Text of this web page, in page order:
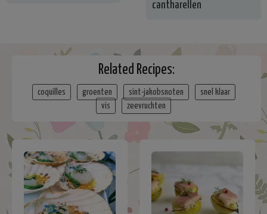
cantharellen
Related Recipes:
coquilles groenten sint-jakobsnoten
snel klaar
vis
zeevruchten